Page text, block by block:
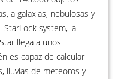
a galaxias, nebulosas y
system, la
llega a unos
es capaz de calcular
lluvias de meteoros y